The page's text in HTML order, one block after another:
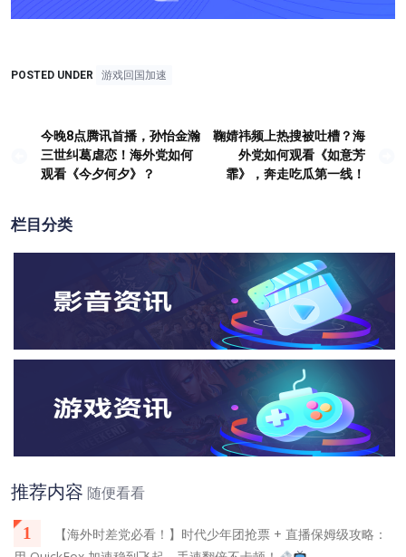
POSTED UNDER 游戏回国加速
文
章
航
今晚8点腾讯首播，孙怡金瀚
三世纠葛虐恋！海外党如何
观看《今夕何夕》？
鞠婧祎频上热搜被吐槽？海
外党如何观看《如意芳
霏》，奔走吃瓜第一线！
栏目分类
推荐内容 随便看看
1
【海外时差党必看！】时代少年团抢票 + 直播保姆级攻略：